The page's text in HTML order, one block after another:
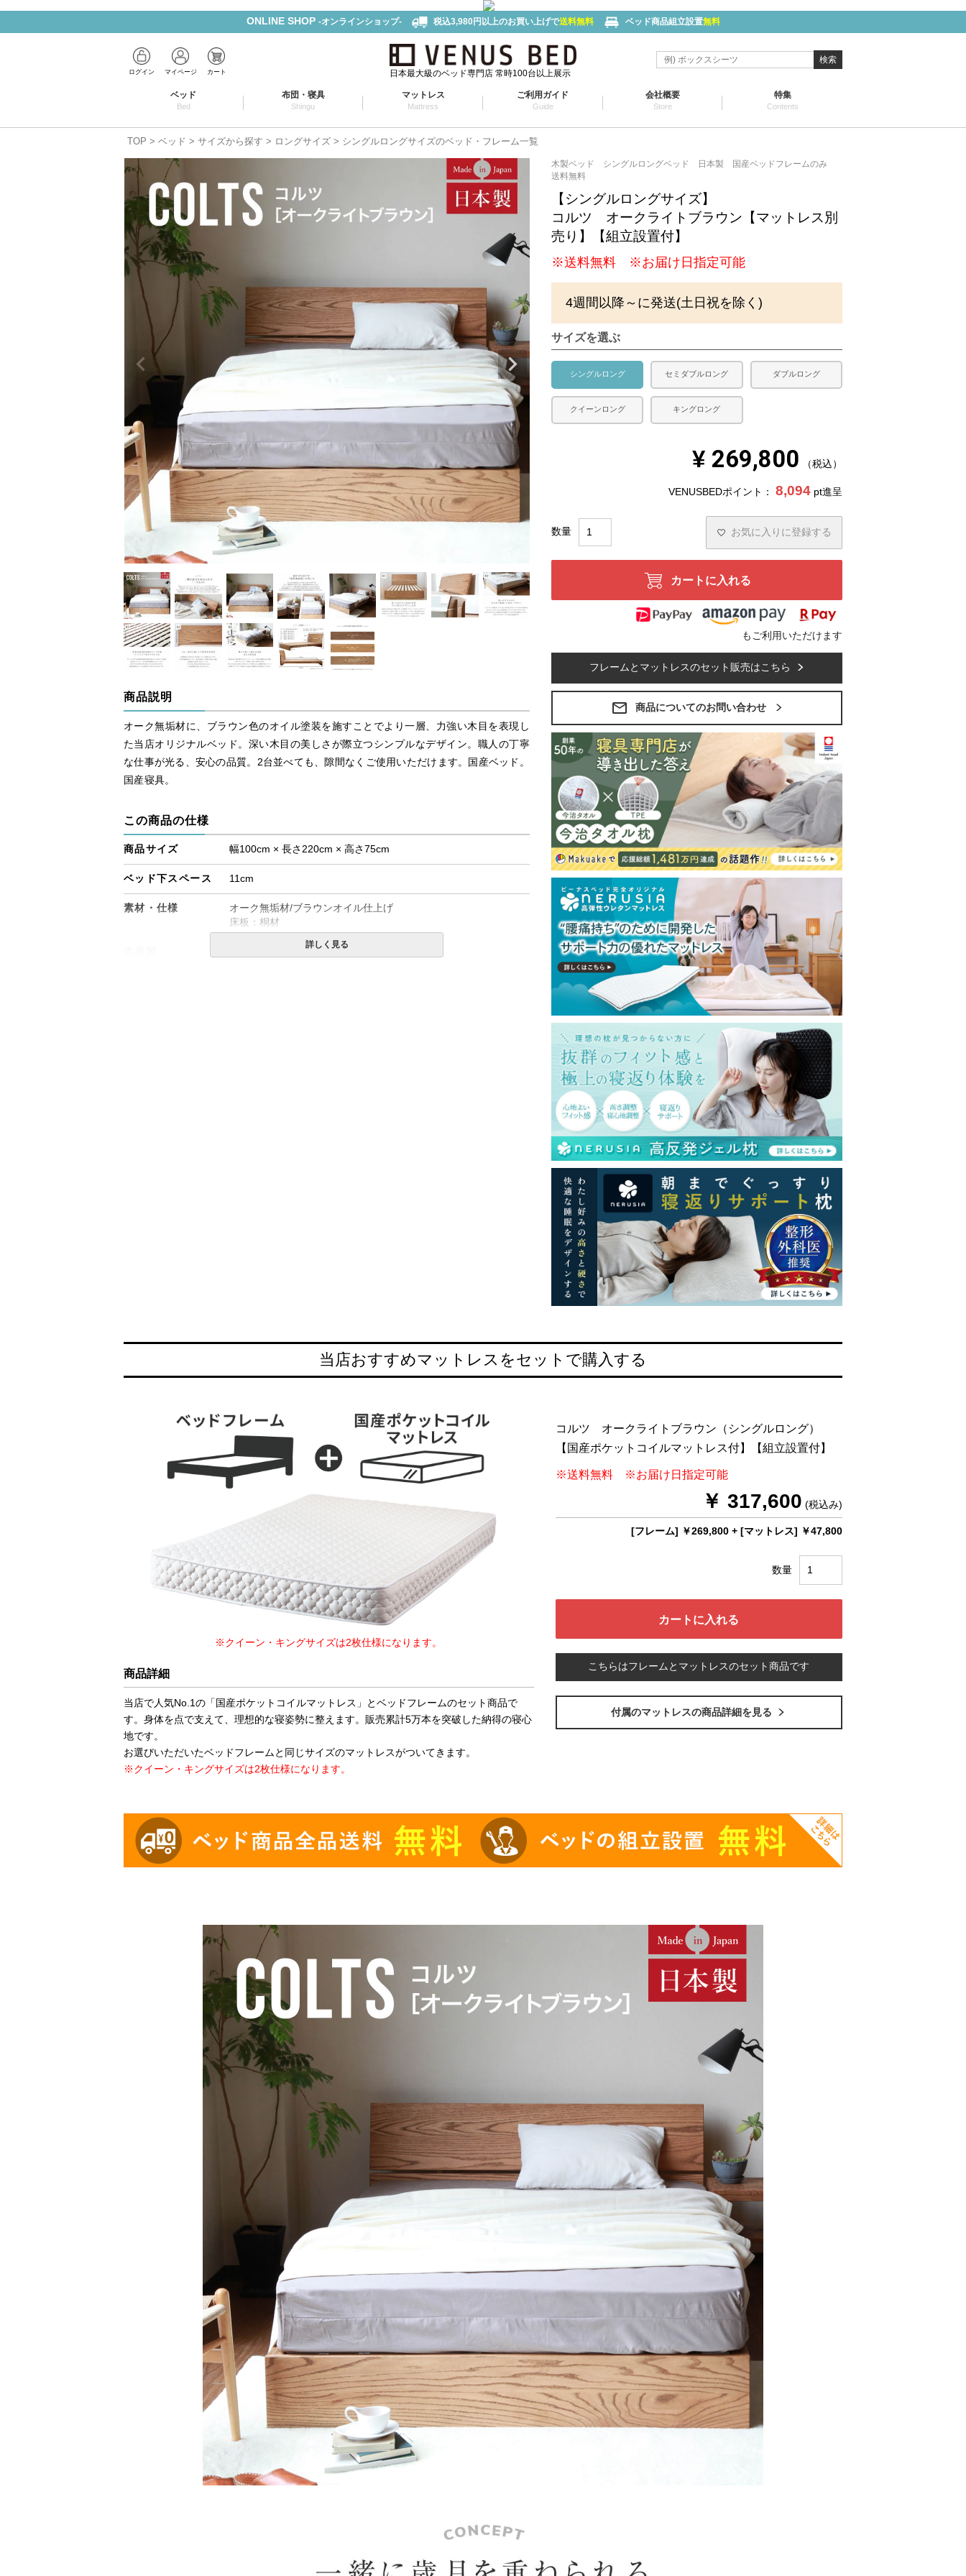
ONLINE SHOP -オンラインショップ- 税込3,980円以上のお買い上げで送料無料 ベッド商品組立設置無料
ログイン マイページ カート 日本最大級のベッド専門店 常時100台以上展示
検索
ベッド
Bed
布団・寝具
Shingu
マットレス
Mattress
ご利用ガイド
Guide
会社概要
Store
特集
Contents
TOP ベッド サイズから探す ロングサイズ シングルロングサイズのベッド・フレーム一覧
商品説明
オーク無垢材に、ブラウン色のオイル塗装を施すことでより一層、力強い木目を表現し
た当店オリジナルベッド。深い木目の美しさが際立つシンプルなデザイン。職人の丁寧
な仕事が光る、安心の品質。2台並べても、隙間なくご使用いただけます。国産ベッド。
国産寝具。
この商品の仕様
商品サイズ 幅100cm × 長さ220cm × 高さ75cm
ベッド下スペース 11cm
素材・仕様
オーク無垢材/ブラウンオイル仕上げ
床板：桐材
詳しく見る
木製ベッド シングルロングベッド 日本製 国産ベッドフレームのみ
送料無料
【シングルロングサイズ】
コルツ オークライトブラウン【マットレス別
売り】【組立設置付】
※送料無料 ※お届け日指定可能
4週間以降～に発送(土日祝を除く)
サイズを選ぶ
シングルロング セミダブルロング ダブルロング
クイーンロング キングロング
¥ 269,800 税込
VENUSBEDポイント： 8,094 pt進呈
お気に入りに登録する
カートに入れる
もご利用いただけます
フレームとマットレスのセット販売はこちら
商品についてのお問い合わせ
当店おすすめマットレスをセットで購入する
※クイーン・キングサイズは2枚仕様になります。
商品詳細
当店で人気No.1の「国産ポケットコイルマットレス」とベッドフレームのセット商品で
す。身体を点で支えて、理想的な寝姿勢に整えます。販売累計5万本を突破した納得の寝心
地です。
お選びいただいたベッドフレームと同じサイズのマットレスがついてきます。
※クイーン・キングサイズは2枚仕様になります。
コルツ オークライトブラウン（シングルロング）
【国産ポケットコイルマットレス付】【組立設置付】
※送料無料 ※お届け日指定可能
￥ 317,600 (税込み)
[フレーム] ￥269,800+ [マットレス] ￥47,800
数量
こちらはフレームとマットレスのセット商品です
付属のマットレスの商品詳細を見る